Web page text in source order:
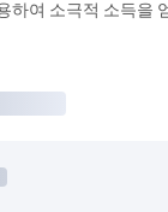
하여 소극적 소득을